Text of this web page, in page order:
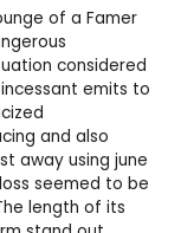
of a Famer
considered
emits to
and also
away using june
seemed to be
length of its